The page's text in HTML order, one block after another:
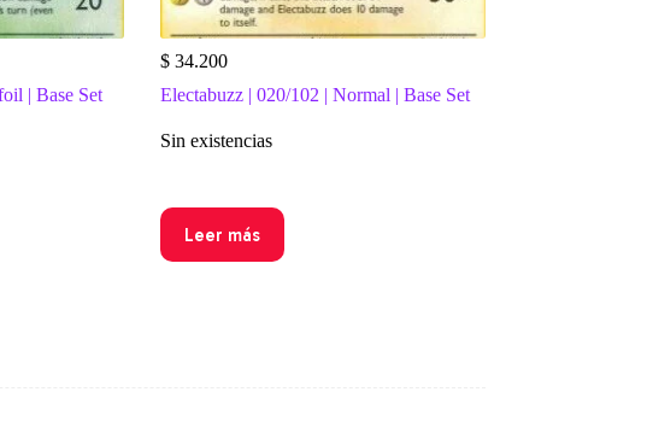
| Base Set
$34.200
Electabuzz | 020/102 | Normal | Base Set
Sin existencias
Leer más